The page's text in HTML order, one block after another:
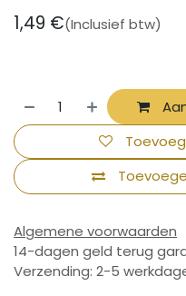
1,49 €(Inclusief btw)
Algemene voorwaarden
14-dagen geld terug
Verzending: 2-5